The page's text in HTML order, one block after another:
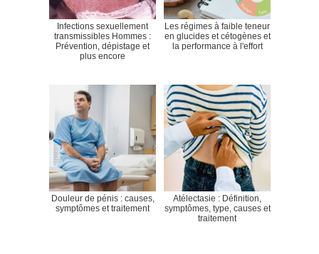
Infections sexuellement
transmissibles Hommes :
Prévention, dépistage et
plus encore
Les régimes à faible teneur
en glucides et cétogènes et
la performance à l'effort
Douleur de pénis : causes,
symptômes et traitement
Atélectasie : Définition,
symptômes, type, causes et
traitement